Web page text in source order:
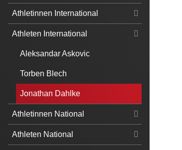
Navigation
überspringen
Athletinnen International
Athleten International
Aleksandar Askovic
Torben Blech
Jonathan Dahlke
Athletinnen National
Athleten National